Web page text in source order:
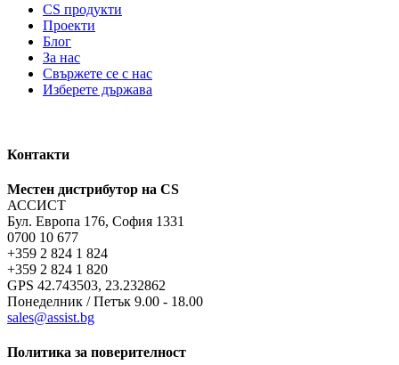
CS продукти
Проекти
Блог
За нас
Свържете се с нас
Изберете държава
Контакти
Местен дистрибутор на CS
АССИСТ
Бул. Европа 176, София 1331
0700 10 677
+359 2 824 1 824
+359 2 824 1 820
GPS 42.743503, 23.232862
Понеделник / Петък 9.00 - 18.00
sales@assist.bg
Политика за поверителност